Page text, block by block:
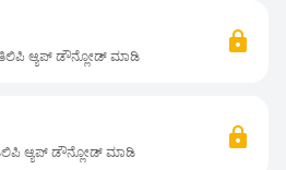
ಆ್ಯಪ್ ಡೌನ್ಲೋಡ್ ಮಾಡಿ
ಆ್ಯಪ್ ಡೌನ್ಲೋಡ್ ಮಾಡಿ